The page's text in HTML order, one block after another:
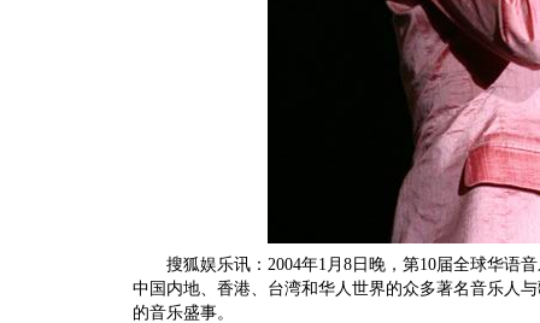
搜狐娱乐讯：2004年1月8日晚，第10届全球华语音
中国内地、香港、台湾和华人世界的众多著名音乐人
的音乐盛事。